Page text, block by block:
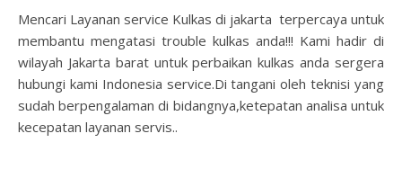
Mencari Layanan service Kulkas di jakarta terpercaya untuk
membantu mengatasi trouble kulkas anda!!! Kami hadir di
wilayah Jakarta barat untuk perbaikan kulkas anda sergera
hubungi kami Indonesia service.Di tangani oleh teknisi yang
sudah berpengalaman di bidangnya,ketepatan analisa untuk
kecepatan layanan servis..